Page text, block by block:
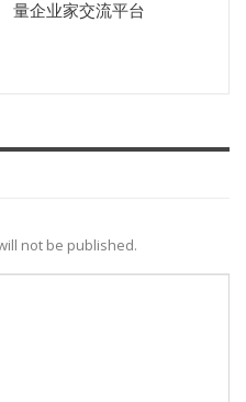
量企业家交流平台
not be published.